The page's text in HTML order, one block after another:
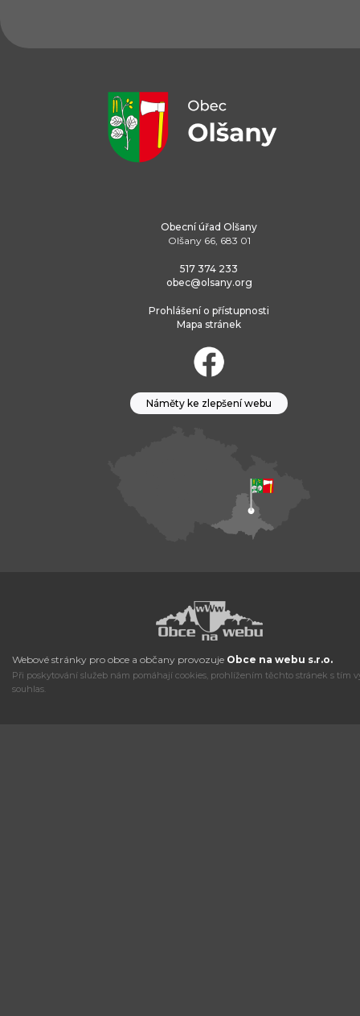
Obecní úřad Olšany
Olšany 66, 683 01
517 374 233
obec@olsany.org
Prohlášení o přístupnosti
Mapa stránek
Náměty ke zlepšení webu
Webové stránky pro obce a občany provozuje Obce na webu s.r.o.
Při poskytování služeb nám pomáhají cookies, prohlížením těchto stránek s tím
souhlas.